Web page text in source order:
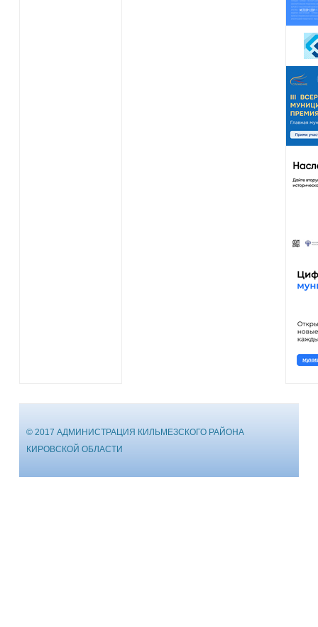
© 2017 АДМИНИСТРАЦИЯ КИЛЬМЕЗСКОГО РАЙОНА
КИРОВСКОЙ ОБЛАСТИ